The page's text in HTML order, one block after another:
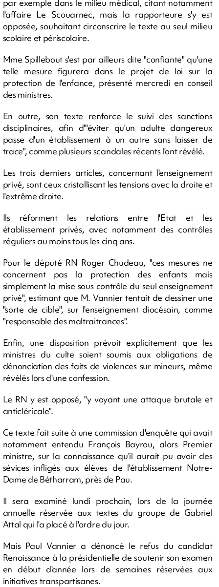
par exemple dans le milieu médical, citant notamment
l'affaire Le Scouarnec, mais la rapporteure s'y est
opposée, souhaitant circonscrire le texte au seul milieu
scolaire et périscolaire.
Mme Spillebout s'est par ailleurs dite "confiante" qu'une
telle mesure figurera dans le projet de loi sur la
protection de l'enfance, présenté mercredi en conseil
des ministres.
En outre, son texte renforce le suivi des sanctions
disciplinaires, afin d'"éviter qu'un adulte dangereux
passe d'un établissement à un autre sans laisser de
trace", comme plusieurs scandales récents l'ont révélé.
Les trois derniers articles, concernant l'enseignement
privé, sont ceux cristallisant les tensions avec la droite et
l'extrême droite.
Ils réforment les relations entre l'Etat et les
établissement privés, avec notamment des contrôles
réguliers au moins tous les cinq ans.
Pour le député RN Roger Chudeau, "ces mesures ne
concernent pas la protection des enfants mais
simplement la mise sous contrôle du seul enseignement
privé", estimant que M. Vannier tentait de dessiner une
"sorte de cible", sur l'enseignement diocésain, comme
"responsable des maltraitrances".
Enfin, une disposition prévoit explicitement que les
ministres du culte soient soumis aux obligations de
dénonciation des faits de violences sur mineurs, même
révélés lors d'une confession.
Le RN y est opposé, "y voyant une attaque brutale et
anticléricale".
Ce texte fait suite à une commission d'enquête qui avait
notamment entendu François Bayrou, alors Premier
ministre, sur la connaissance qu'il aurait pu avoir des
sévices infligés aux élèves de l'établissement Notre-
Dame de Bétharram, près de Pau.
Il sera examiné lundi prochain, lors de la journée
annuelle réservée aux textes du groupe de Gabriel
Attal qui l'a placé à l'ordre du jour.
Mais Paul Vannier a dénoncé le refus du candidat
Renaissance à la présidentielle de soutenir son examen
en début d'année lors de semaines réservées aux
initiatives transpartisanes.